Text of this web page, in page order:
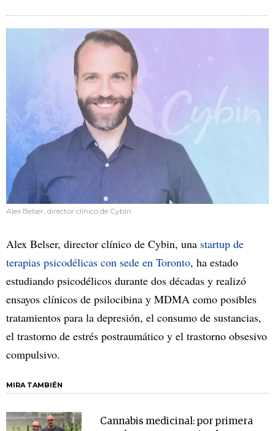
Alex Belser, director clínico de Cybin
Alex Belser, director clínico de Cybin, una startup de
terapias psicodélicas con sede en Toronto, ha estado
estudiando psicodélicos durante dos décadas y realizó
ensayos clínicos de psilocibina y MDMA como posibles
tratamientos para la depresión, el consumo de sustancias,
el trastorno de estrés postraumático y el trastorno obsesivo
compulsivo.
MIRA TAMBIÉN
Cannabis medicinal: por primera